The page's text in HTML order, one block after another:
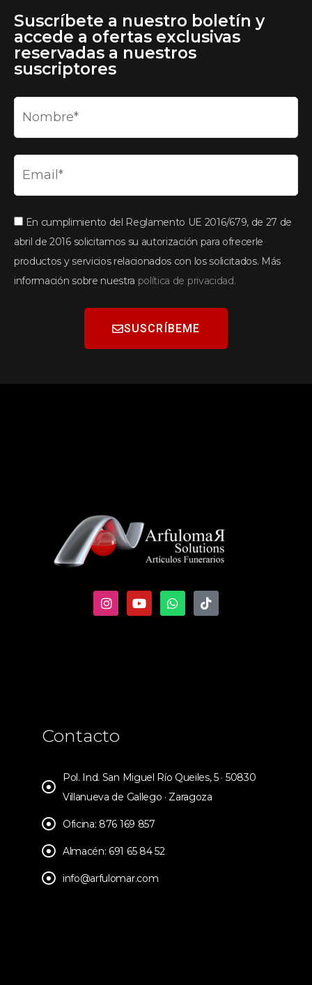
Suscríbete a nuestro boletín y
accede a ofertas exclusivas
reservadas a nuestros
suscriptores
En cumplimiento del Reglamento UE 2016/679, de 27 de
abril de 2016 solicitamos su autorización para ofrecerle
productos y servicios relacionados con los solicitados. Más
información sobre nuestra política de privacidad.
SUSCRÍBEME
Contacto
Pol. Ind. San Miguel Río Queiles, 5 · 50830
Villanueva de Gallego · Zaragoza
Oficina: 876 169 857
Almacén: 691 65 84 52
info@arfulomar.com